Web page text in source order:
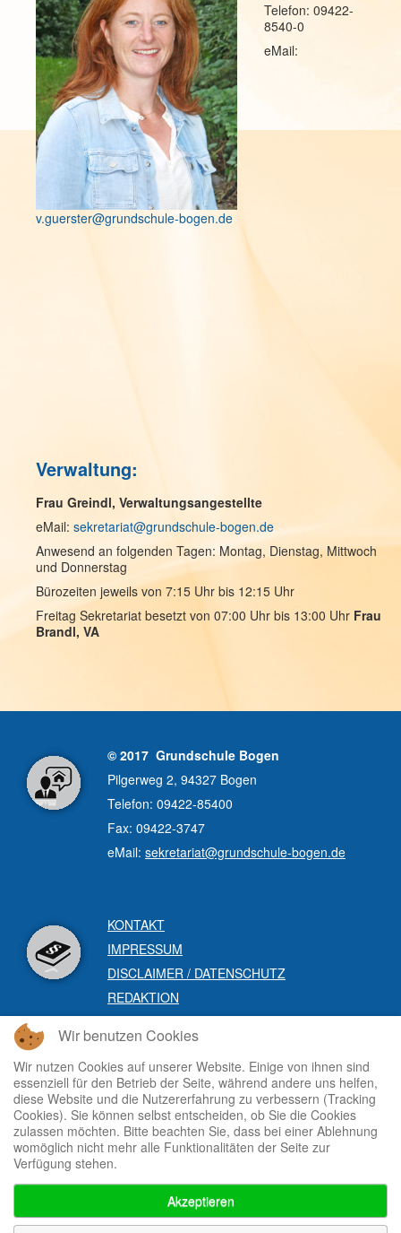
Telefon: 09422-
8540-0
eMail:
v.guerster@grundschule-bogen.de
Verwaltung:
Frau Greindl, Verwaltungsangestellte
eMail: sekretariat@grundschule-bogen.de
Anwesend an folgenden Tagen: Montag, Dienstag, Mittwoch
und Donnerstag
Bürozeiten jeweils von 7:15 Uhr bis 12:15 Uhr
Freitag Sekretariat besetzt von 07:00 Uhr bis 13:00 Uhr Frau
Brandl, VA
© 2017 Grundschule Bogen
Pilgerweg 2, 94327 Bogen
Telefon: 09422-85400
Fax: 09422-3747
eMail: sekretariat@grundschule-bogen.de
KONTAKT
IMPRESSUM
DISCLAIMER / DATENSCHUTZ
REDAKTION
Wir benutzen Cookies
Wir nutzen Cookies auf unserer Website. Einige von ihnen sind
essenziell für den Betrieb der Seite, während andere uns helfen,
diese Website und die Nutzererfahrung zu verbessern (Tracking
Cookies). Sie können selbst entscheiden, ob Sie die Cookies
zulassen möchten. Bitte beachten Sie, dass bei einer Ablehnung
womöglich nicht mehr alle Funktionalitäten der Seite zur
Verfügung stehen.
Akzeptieren